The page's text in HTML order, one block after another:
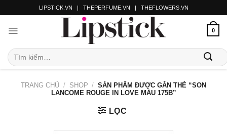
LIPSTICK.VN | THEPERFUME.VN | THEFLOWERS.VN
0
TRANG CHỦ / SHOP / SẢN PHẨM ĐƯỢC GẮN THẺ “SON
LANCOME ROUGE IN LOVE MÀU 175B”
LỌC